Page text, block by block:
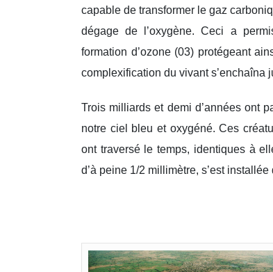
capable de transformer le gaz
dégage de l’oxygène. Ceci a
formation d’ozone (03) protégeant
complexification du vivant s’enchaîna
Trois milliards et demi d’années ont
notre ciel bleu et oxygéné. Ces
ont traversé le temps, identiques à
d’à peine 1/2 millimètre, s’est